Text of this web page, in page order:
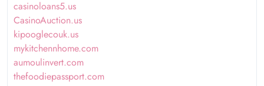
casinoloans5.us
CasinoAuction.us
kipooglecouk.us
mykitchennhome.com
aumoulinvert.com
thefoodiepassport.com